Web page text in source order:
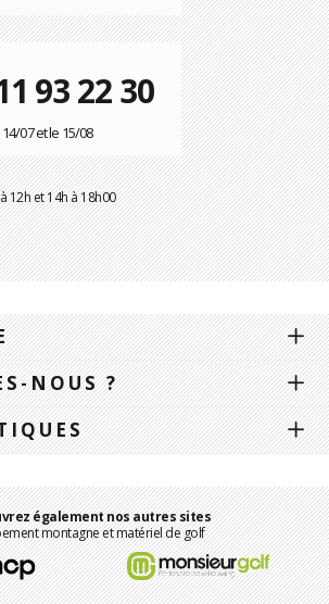
93 22 30
07 et le 15/08
12h et 14h à 18h00
NOUS ?
également nos autres sites
montagne et matériel de golf